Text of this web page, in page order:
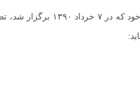
از این رو، مجمع عمومی اعضای پیوسته انجمن در آخرین